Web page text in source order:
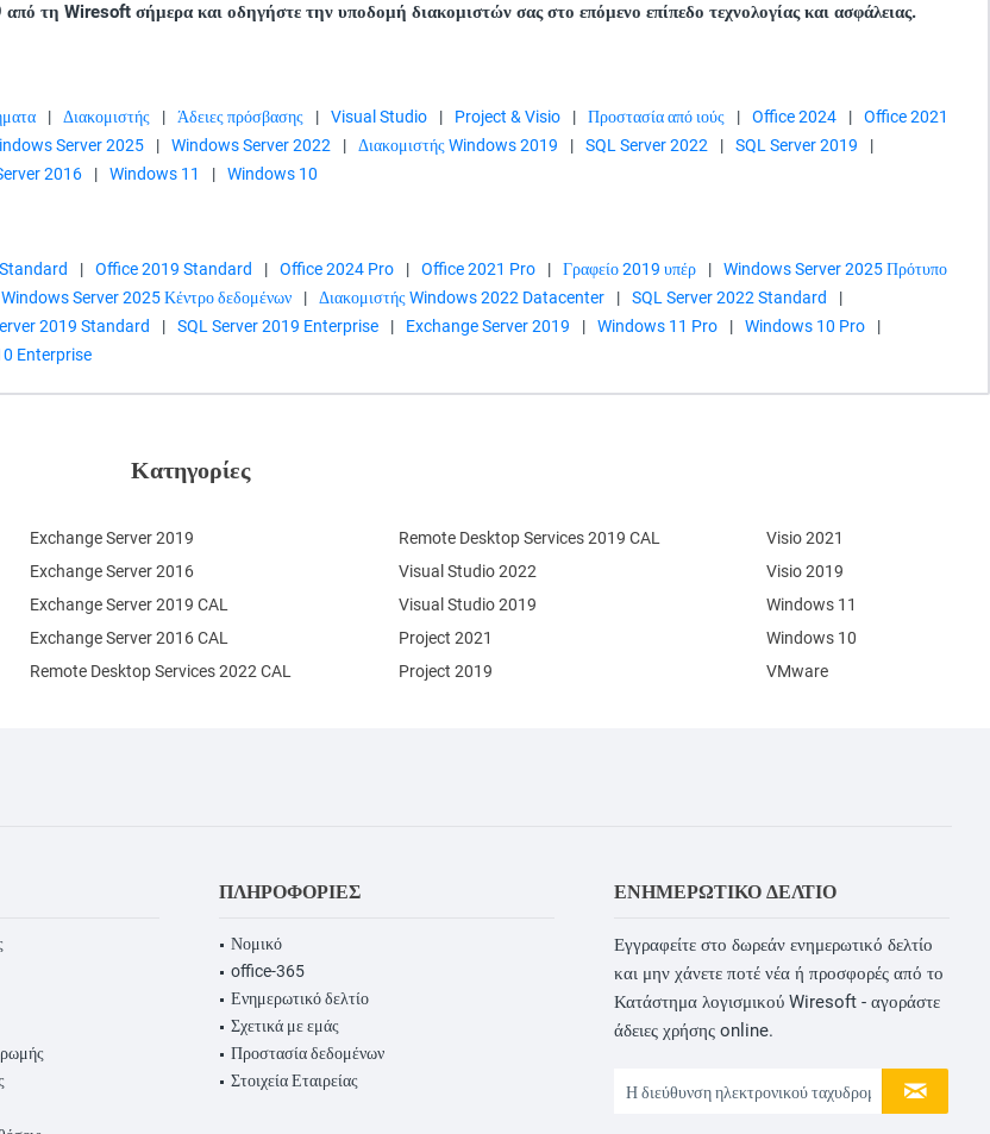
τη Wiresoft σήμερα και οδηγήστε την υποδομή διακομιστών σας στο επόμενο επίπεδο τεχνολογίας και ασφάλειας.
| Διακομιστής | Άδειες πρόσβασης | Visual Studio | Project & Visio | Προστασία από ιούς | Office 2024 |
Office 2021
Server 2025 | Windows Server 2022 | Διακομιστής Windows 2019 | SQL Server 2022 | SQL Server 2019
|
2016 | Windows 11 | Windows 10
| Office 2019 Standard | Office 2024 Pro | Office 2021 Pro | Γραφείο 2019 υπέρ |
Windows Server 2025 Πρότυπο
Windows Server 2025 Κέντρο δεδομένων | Διακομιστής Windows 2022 Datacenter | SQL Server 2022 Standard
|
2019 Standard | SQL Server 2019 Enterprise | Exchange Server 2019 | Windows 11 Pro | Windows 10 Pro
|
Enterprise
Κατηγορίες
Exchange Server 2019
Exchange Server 2016
Remote Desktop Services 2022 CAL
Remote Desktop Services 2019 CAL
Exchange Server 2019 CAL
Exchange Server 2016 CAL
Visual Studio 2022
Visual Studio 2019
Project 2021
Project 2019
Visio 2021
Visio 2019
Windows 11
Windows 10
VMware
ΠΛΗΡΟΦΟΡΊΕΣ
Νομικό
office-365
Ενημερωτικό δελτίο
Σχετικά με εμάς
Προστασία δεδομένων
Στοιχεία Εταιρείας
ΕΝΗΜΕΡΩΤΙΚΌ ΔΕΛΤΊΟ
Εγγραφείτε στο δωρεάν ενημερωτικό δελτίο
και μην χάνετε ποτέ νέα ή προσφορές από το
Κατάστημα λογισμικού Wiresoft - αγοράστε
άδειες χρήσης online.